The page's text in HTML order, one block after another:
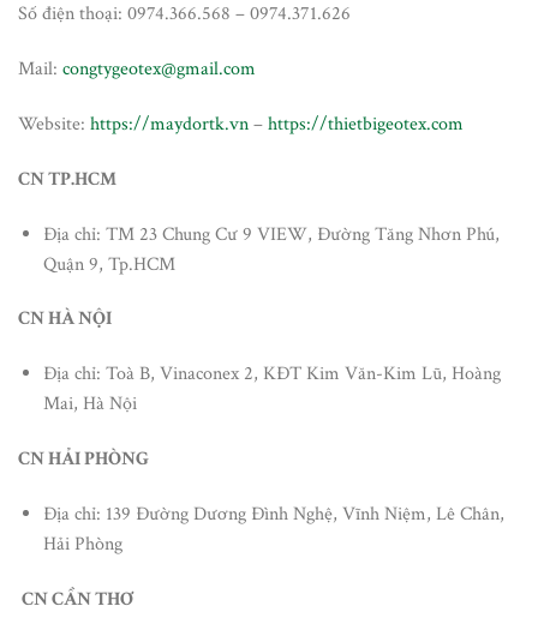
Số điện thoại: 0974.366.568 – 0974.371.626
Mail: congtygeotex@gmail.com
Website: https://maydortk.vn–https://thietbigeotex.com
CN TP.HCM
Địa chỉ: TM 23 Chung Cư 9 VIEW, Đường Tăng Nhơn Phú,
Quận 9, Tp.HCM
CN HÀ NỘI
Địa chỉ: Toà B, Vinaconex 2, KĐT Kim Văn-Kim Lũ, Hoàng
Mai, Hà Nội
CN HẢI PHÒNG
Địa chỉ: 139 Đường Dương Đình Nghệ, Vĩnh Niệm, Lê Chân,
Hải Phòng
CN CẦN THƠ